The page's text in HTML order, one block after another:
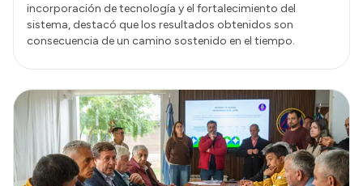
incorporación de tecnología y el fortalecimiento del
sistema, destacó que los resultados obtenidos son
consecuencia de un camino sostenido en el tiempo.